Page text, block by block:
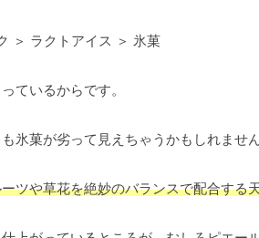
＞ ラクトアイス ＞ 氷菓
ているからです。
氷菓が劣って見えちゃうかもしれません
ツや草花を絶妙のバランスで配合する